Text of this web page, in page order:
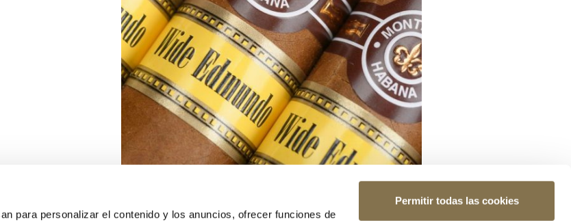
para personalizar el contenido y los anuncios, ofrecer funciones de
Permitir todas las cookies